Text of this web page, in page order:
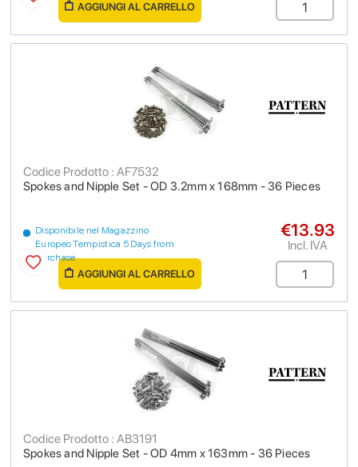
AGGIUNGI AL CARRELLO
Spokes and Nipple Set - OD 3.2mm x 168mm - 36 Pieces
Codice Prodotto : AF7532
Disponibile nel Magazzino
Europeo Tempistica 5 Days from
purchase
€13.93
Incl. IVA
AGGIUNGI AL CARRELLO
Spokes and Nipple Set - OD 4mm x 163mm - 36 Pieces
Codice Prodotto : AB3191